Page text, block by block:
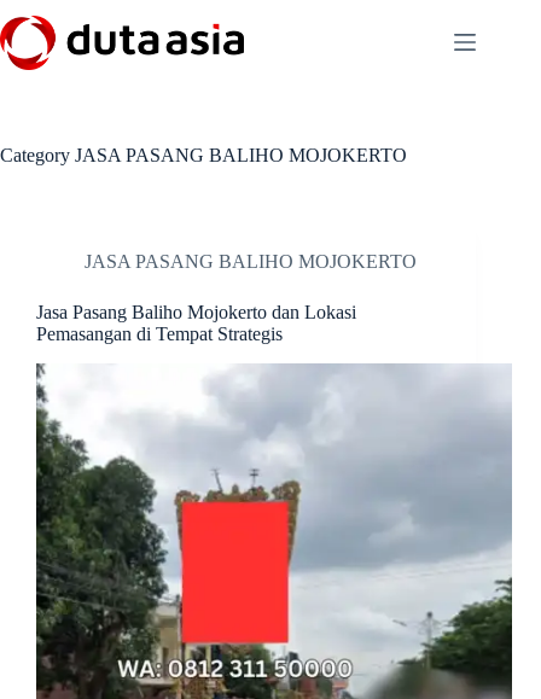
to
content
Category JASA PASANG BALIHO MOJOKERTO
JASA PASANG BALIHO MOJOKERTO
Jasa Pasang Baliho Mojokerto dan Lokasi
Pemasangan di Tempat Strategis